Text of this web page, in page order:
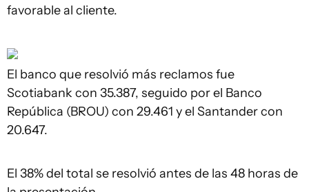
favorable al cliente.
El banco que resolvió más reclamos fue
Scotiabank con 35.387, seguido por el Banco
República (BROU) con 29.461 y el Santander con
20.647.
El 38% del total se resolvió antes de las 48 horas de